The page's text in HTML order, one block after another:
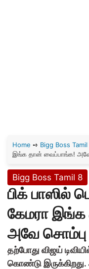
Home ➺ Bigg Boss
இங்க தான் வைப்பாங்க! அவே
Bigg Boss Tamil 8
பிக்
கேமரா
அவே சொம்பு
தற்போது விஜய்
கொண்டு